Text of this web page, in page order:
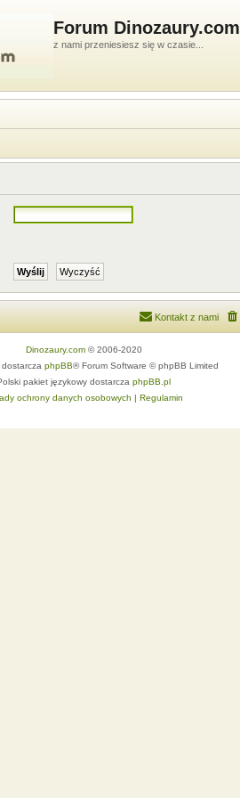
Forum Dinozaury.com
z nami przeniesiesz się w czasie...
Kontakt z nami
Dinozaury.com© 2006-2020
phpBB® Forum Software © phpBB Limited
pakiet językowy dostarcza phpBB.pl
ochrony danych osobowych | Regulamin